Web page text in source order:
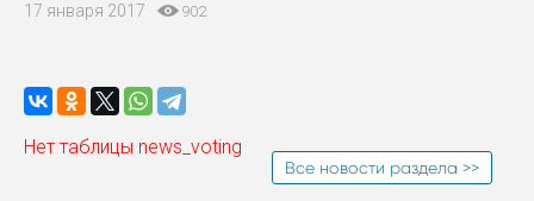
17 января 2017 902
Нет таблицы news_voting
Все новости раздела >>